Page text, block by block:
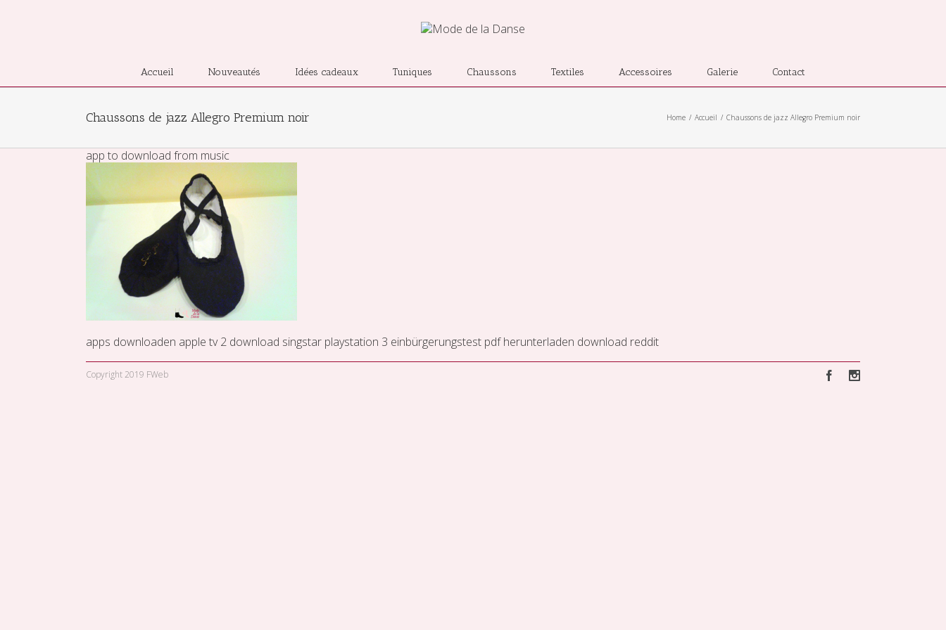
Accueil Nouveautés Idées cadeaux Tuniques Chaussons Textiles Accessoires Galerie Contact
Chaussons de jazz Allegro Premium noir Home Accueil Chaussons de jazz Allegro Premium noir
app to download from music
apps downloaden apple tv 2 download singstar playstation 3 einbürgerungstest pdf herunterladen download reddit
Copyright 2019 FWeb